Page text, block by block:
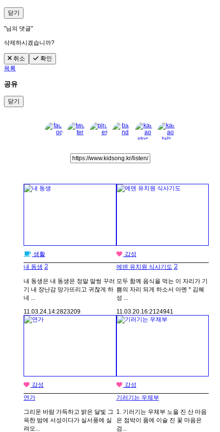
닫기
"님의 댓글"
삭제하시겠습니까?
취소
확인
목록
공유
닫기
생활
내 동생 2
내 동생은 내 동생은 정말 말썽 꾸러
기 내 장난감 망가뜨리고 귀찮게 하
네 ...
11.03.24. 14:2823209
감성
에덴 유치원 식사기도 2
모두 함께 음식을 먹는 이 자리가 기
쁨의 자리 되게 하소서 아멘 * 김혜
성 ...
11.03.20. 16:21 24941
감성
연가
그리운 바람 가득하고 밝은 달빛 그
윽한 밤에 서성이다가 실서풍에 실
려오...
감성
기러기는 우체부
1. 기러기는 우체부 노을 진 산 마음
은 점박이 품에 이슬 진 꽃 마음은
검...